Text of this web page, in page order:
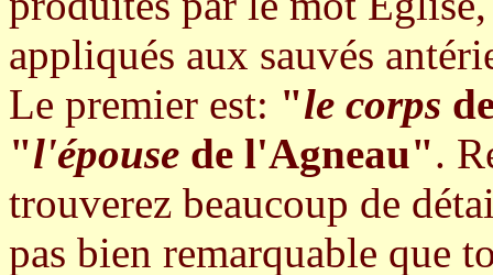
appliqués aux sauvés
Le premier est: "le corps
"l'épouse de l'Agneau".
trouverez beaucoup de
pas bien remarquable que